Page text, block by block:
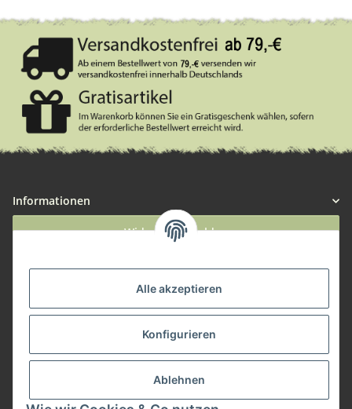
Alle akzeptieren
Konfigurieren
Ablehnen
Informationen
Widerruf anmelden
Zahlungsmöglichkeiten